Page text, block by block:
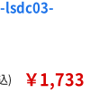
lsdc03-
)
￥1,733